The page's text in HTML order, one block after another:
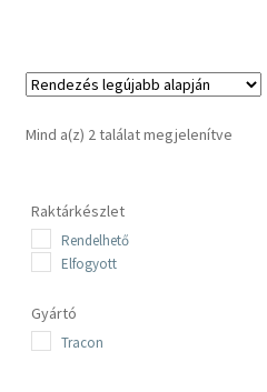
Mind a(z) 2 találat megjelenítveSorted
Raktárkészlet
Rendelhető
Elfogyott
Gyártó
Tracon